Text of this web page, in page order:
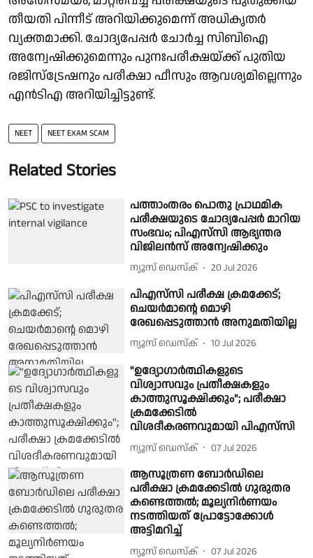
തീയതി പിന്നീട് അറിയിക്കുമെന്ന് അധികൃതർ
വ്യക്തമാക്കി. ചോദ്യപേപ്പർ ചോർച്ച സിബിഐ
അന്വേഷിക്കുമെന്നും പുനഃപരീക്ഷയ്ക്ക് പുതിയ
രജിസ്ട്രേഷനും പരീക്ഷാ ഫീസും ആവശ്യമില്ലെന്നും
എൻ‌ടി‌എ അറിയിച്ചിട്ടുണ്ട്.
NEET NEET EXAM SCAM
Related Stories
പത്താംതരം പൊതു പ്രാഥമിക
പരീക്ഷയുടെ ചോദ്യപേപ്പർ മാറിയ
സംഭവം; പിഎസ്‌സി ആഭ്യന്തര
വിജിലൻസ് അന്വേഷിക്കും
ന്യൂസ് ഡെസ്ക് 20 Jul 2026
പിഎസ്‍സി പരീക്ഷ ക്രമക്കേട്;
ചെയര്‍മാൻ്റെ മൊഴി
രേഖപ്പെടുത്താൻ അനുമതിയില്ല
ന്യൂസ് ഡെസ്ക് 10 Jul 2026
"ഉദ്യോഗാർത്ഥികളുടെ
വിശ്വാസവും പ്രതീക്ഷകളും
കാത്തുസൂക്ഷിക്കും"; പരീക്ഷാ
ക്രമക്കേടിൽ
വിശദീകരണവുമായി പിഎസ്‌സി
ന്യൂസ് ഡെസ്ക് 07 Jul 2026
ആസൂത്രണ ബോർഡിലെ
പരീക്ഷാ ക്രമക്കേടിൽ ഗുരുതര
കണ്ടെത്തൽ; മൂല്യനിര്‍ണയം
നടത്തിയത് പ്രോട്ടോക്കോൾ
അട്ടിമറിച്ച്
ന്യൂസ് ഡെസ്ക് 07 Jul 2026